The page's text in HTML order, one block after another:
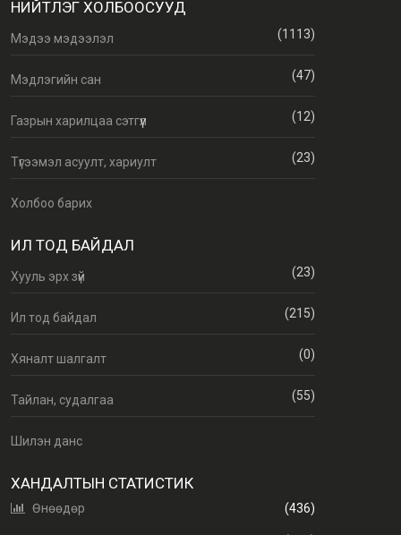
НИЙТЛЭГ ХОЛБООСУУД
Мэдээ мэдээлэл (1113)
Мэдлэгийн сан (47)
Газрын харилцаа сэтгүүл (12)
Түгээмэл асуулт, хариулт (23)
Холбоо барих
ИЛ ТОД БАЙДАЛ
Хууль эрх зүй (23)
Ил тод байдал (215)
Хяналт шалгалт (0)
Тайлан, судалгаа (55)
Шилэн данс
ХАНДАЛТЫН СТАТИСТИК
Өнөөдөр (436)